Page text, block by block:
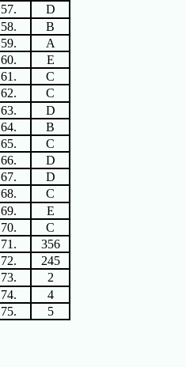
57.
D
58.
B
59.
A
60.
E
61.
C
62.
C
63.
D
64.
B
65.
C
66.
D
67.
D
68.
C
69.
E
70.
C
71.
356
72.
245
73.
2
74.
4
75. 5